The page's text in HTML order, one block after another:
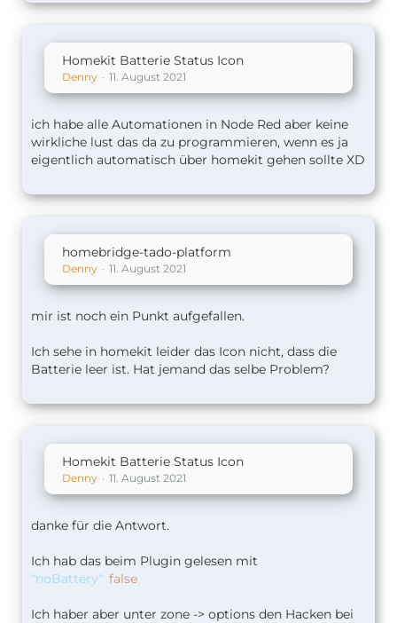
Homekit Batterie Status Icon
Denny 11. August 2021
ich habe alle Automationen in Node Red aber keine
wirkliche lust das da zu programmieren, wenn es ja
eigentlich automatisch über homekit gehen sollte XD
homebridge-tado-platform
Denny 11. August 2021
mir ist noch ein Punkt aufgefallen.
Ich sehe in homekit leider das Icon nicht, dass die
Batterie leer ist. Hat jemand das selbe Problem?
Homekit Batterie Status Icon
Denny 11. August 2021
danke für die Antwort.
Ich hab das beim Plugin gelesen mit
"noBattery": false,
Ich haber aber unter zone -> options den Hacken bei